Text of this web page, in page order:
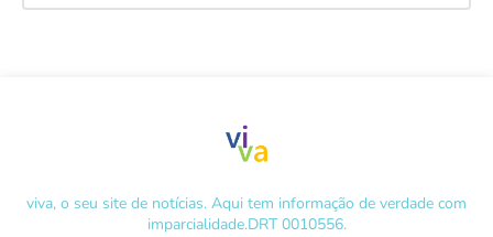
viva, o seu site de notícias. Aqui tem informação de verdade com
imparcialidade.DRT 0010556.